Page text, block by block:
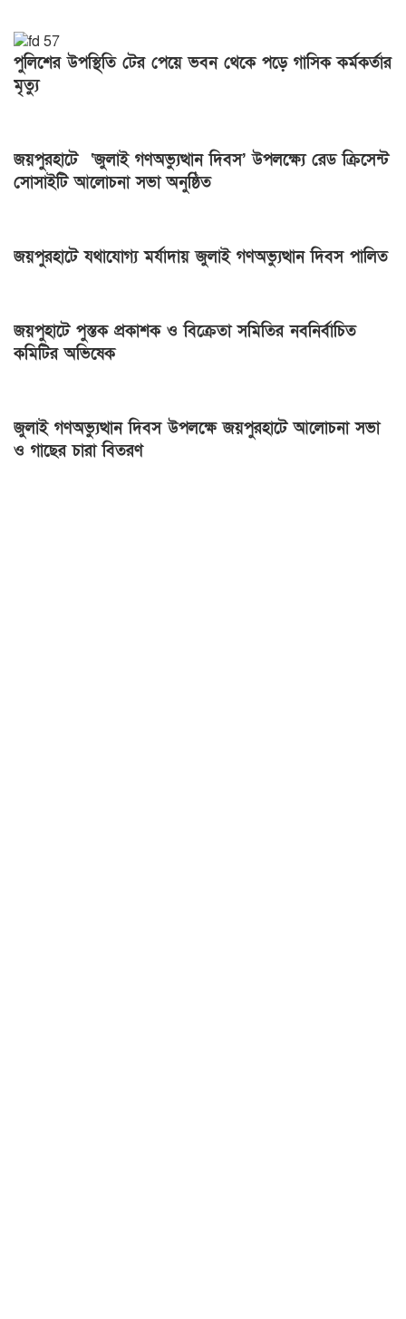
পুলিশের উপস্থিতি টের পেয়ে ভবন থেকে পড়ে গাসিক কর্মকর্তার
মৃত্যু
জয়পুরহাটে ‘জুলাই গণঅভ্যুত্থান দিবস’ উপলক্ষ্যে রেড ক্রিসেন্ট
সোসাইটি আলোচনা সভা অনুষ্ঠিত
জয়পুরহাটে যথাযোগ্য মর্যাদায় জুলাই গণঅভ্যুত্থান দিবস পালিত
জয়পুহাটে পুস্তক প্রকাশক ও বিক্রেতা সমিতির নবনির্বাচিত
কমিটির অভিষেক
জুলাই গণঅভ্যুত্থান দিবস উপলক্ষে জয়পুরহাটে আলোচনা সভা
ও গাছের চারা বিতরণ